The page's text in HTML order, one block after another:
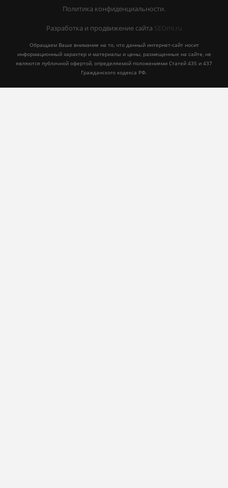
Политика конфиденциальности.
Разработка и продвижение сайта SEOmi.ru
Обращаем Ваше внимание на то, что данный интернет-сайт носит
информационный характер и материалы и цены, размещенные на сайте, не
являются публичной офертой, определяемой положениями Статей 435 и 437
Гражданского кодекса РФ.